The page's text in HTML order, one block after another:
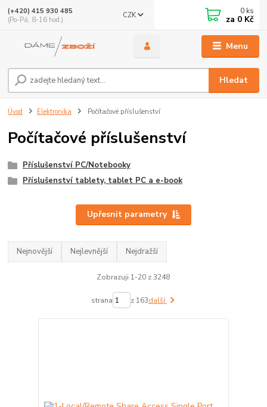
Menu
CZK
Hledat
(+420) 415 930 485
(Po-Pá, 8-16 hod.)
0 ks
za 0 Kč
Úvod Elektronika Počítačové příslušenství
Počítačové příslušenství
Příslušenství PC/Notebooky
Příslušenství tablety, tablet PC a e-book
Upřesnit parametry
Nejnovější Nejlevnější Nejdražší
Zobrazuji 1-20 z 3248
strana z 163další